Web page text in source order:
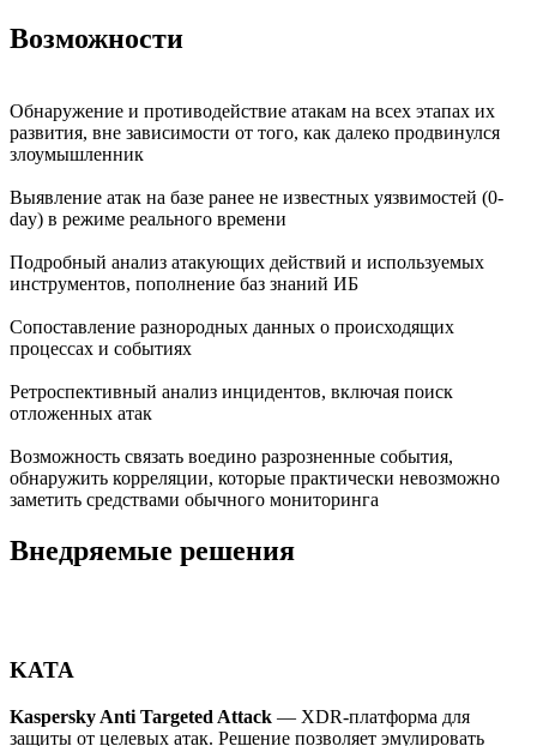
Возможности
Обнаружение и противодействие атакам на всех этапах их
развития, вне зависимости от того, как далеко продвинулся
злоумышленник
Выявление атак на базе ранее не известных уязвимостей (0-
day) в режиме реального времени
Подробный анализ атакующих действий и используемых
инструментов, пополнение баз знаний ИБ
Сопоставление разнородных данных о происходящих
процессах и событиях
Ретроспективный анализ инцидентов, включая поиск
отложенных атак
Возможность связать воедино разрозненные события,
обнаружить корреляции, которые практически невозможно
заметить средствами обычного мониторинга
Внедряемые решения
KATA
Kaspersky Anti Targeted Attack — XDR-платформа для
защиты от целевых атак. Решение позволяет эмулировать